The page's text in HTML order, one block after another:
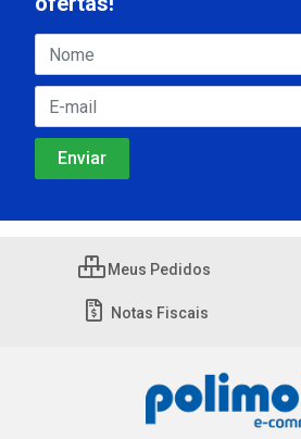
Meus Pedidos
Notas Fiscais